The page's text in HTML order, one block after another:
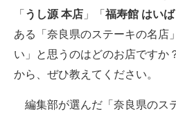
「 うし源 本店 」「 福寿館 はい
ある「奈良県のステーキの名店
い」と思うのはどのお店です
から、ぜひ教えてください。
編集部が選んだ「奈良県のス